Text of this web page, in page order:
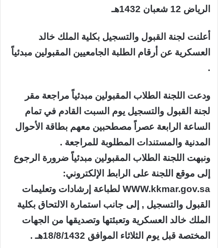
الرياض 12 شعبان 1432هـ
أعلنت لجنة القبول والتسجيل بكلية الملك خالد
العسكرية عن أرقام الطلبة الجامعيين المقبولين مبدئياً
.
ودعت اللجنة الطلاب المقبولين مبدئياً مراجعة مقر
لجنة القبول والتسجيل يوم السبت القادم في تمام
الساعة الرابعة عصراً مصطحبين معهم بطاقة الأحوال
المدنية والمستندات المطلوبة للمراجعة .
ونبهت اللجنة الطلاب المقبولين مبدئياً ضرورة الرجوع
إلى موقع اللجنة على الرابط الإلكتروني:
WWW.kkmar.gov.sa لطباعة إرشادات وتعليمات
القبول والتسجيل , إلى جانب استمارة الالتحاق بكلية
الملك خالد العسكرية وتعبئتها وتصديقها من الجهات
المختصة قبل يوم الثلاثاء الموافق 18/8/1432هـ .